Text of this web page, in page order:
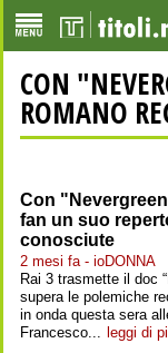
CON
ROMANO
Con
fan un suo
conosciute
2 mesi fa - ioDONNA
Rai 3 trasmette il doc
supera le polemiche
in onda questa sera
Francesco... leggi di